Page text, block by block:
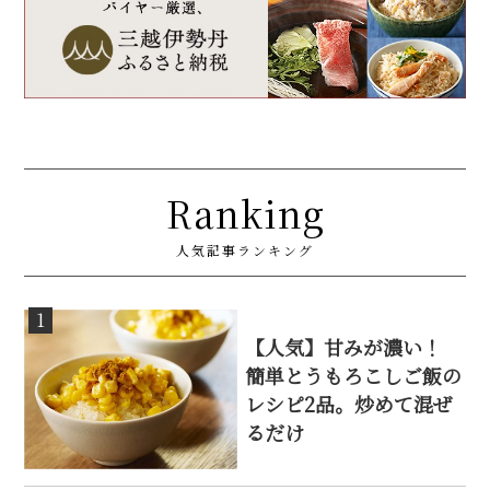
Ranking
人気記事ランキング
1
【人気】甘みが濃い！
簡単とうもろこしご飯の
レシピ2品。炒めて混ぜ
るだけ